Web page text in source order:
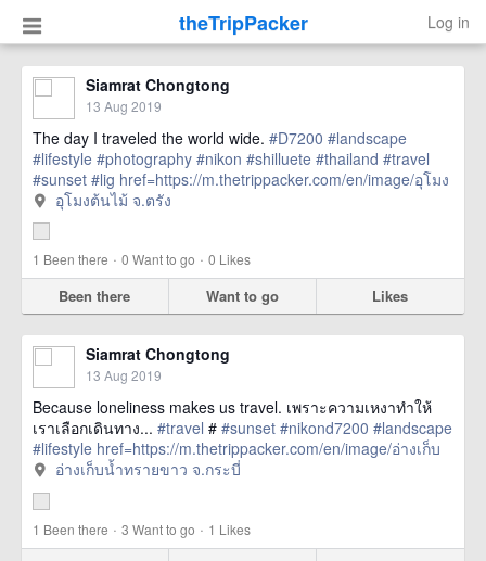
theTripPacker Log in
Siamrat Chongtong
13 Aug 2019
The day I traveled the world wide. #D7200 #landscape
#lifestyle #photography #nikon #shilluete #thailand #travel
#sunset #lig href=https://m.thetrippacker.com/en/image/อุโมง
ต้นไม้จตรัง/214968> more
อุโมงต้นไม้ จ.ตรัง
1 Been there · 0 Want to go · 0 Likes
Been there Want to go Likes
Siamrat Chongtong
13 Aug 2019
Because loneliness makes us travel. เพราะความเหงาทำให้
เราเลือกเดินทาง... #travel # #sunset #nikond7200 #landscape
#lifestyle href=https://m.thetrippacker.com/en/image/อ่างเก็บ
น้ำทรายขาวจกระบี่/214967> more
อ่างเก็บน้ำทรายขาว จ.กระบี่
1 Been there · 3 Want to go · 1 Likes